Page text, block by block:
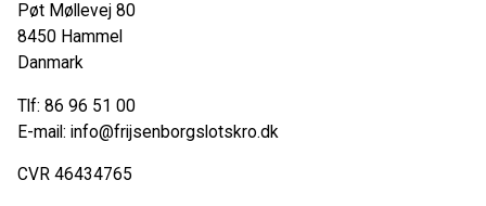
Pøt Møllevej 80
8450 Hammel
Danmark
Tlf: 86 96 51 00
E-mail: info@frijsenborgslotskro.dk
CVR 46434765